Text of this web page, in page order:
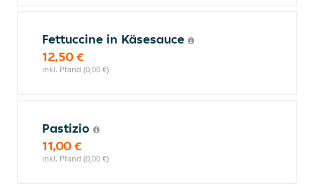
Fettuccine in Käsesauce
12,50 €
inkl. Pfand (0,00 €)
Pastizio
11,00 €
inkl. Pfand (0,00 €)